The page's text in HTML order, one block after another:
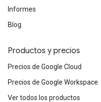
Informes
Blog
Productos y precios
Precios de Google Cloud
Precios de Google Workspace
Ver todos los productos